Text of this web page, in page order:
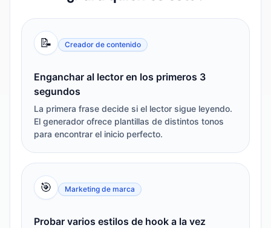
📝 Creador de contenido
Enganchar al lector en los primeros 3
segundos
La primera frase decide si el lector sigue leyendo.
El generador ofrece plantillas de distintos tonos
para encontrar el inicio perfecto.
🎯 Marketing de marca
Probar varios estilos de hook a la vez